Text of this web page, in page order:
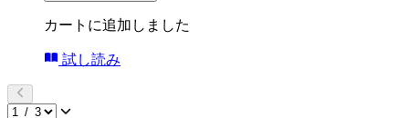
カートに追加しました
試し読み